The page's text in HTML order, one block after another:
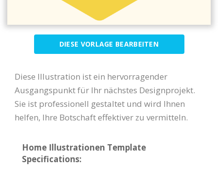
DIESE VORLAGE BEARBEITEN
Diese Illustration ist ein hervorragender
Ausgangspunkt für Ihr nächstes Designprojekt.
Sie ist professionell gestaltet und wird Ihnen
helfen, Ihre Botschaft effektiver zu vermitteln.
Home Illustrationen Template
Specifications: